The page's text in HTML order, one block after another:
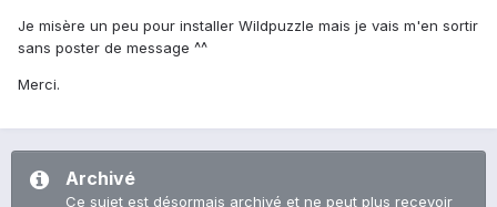
Je misère un peu pour installer Wildpuzzle mais je vais m'en sortir
sans poster de message ^^
Merci.
Archivé
Ce sujet est désormais archivé et ne peut plus recevoir